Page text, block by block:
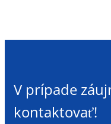
V prípade
kontaktovať!